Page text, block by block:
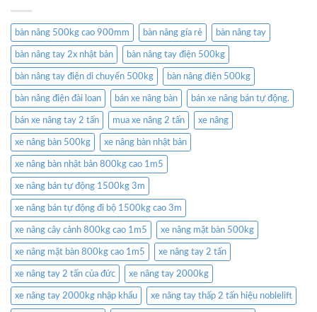
bàn nâng 500kg cao 900mm bàn nâng gía rẻ bàn nâng tay
bàn nâng tay 2x nhật bản bàn nâng tay điện 500kg
bàn nâng tay điện di chuyển 500kg bàn nâng điện 500kg
bàn nâng điện đài loan bán xe nâng bàn bán xe nâng bán tự động.
bán xe nâng tay 2 tấn mua xe nâng 2 tấn xe nâng
xe nâng bàn 500kg xe nâng bàn nhật bản
xe nâng bàn nhật bản 800kg cao 1m5
xe nâng bán tự động 1500kg 3m
xe nâng bán tự động đi bộ 1500kg cao 3m
xe nâng cây cảnh 800kg cao 1m5 xe nâng mặt bàn 500kg
xe nâng mặt bàn 800kg cao 1m5 xe nâng tay 2 tấn
xe nâng tay 2 tấn của đức xe nâng tay 2000kg
xe nâng tay 2000kg nhập khẩu xe nâng tay thấp 2 tấn hiệu noblelift